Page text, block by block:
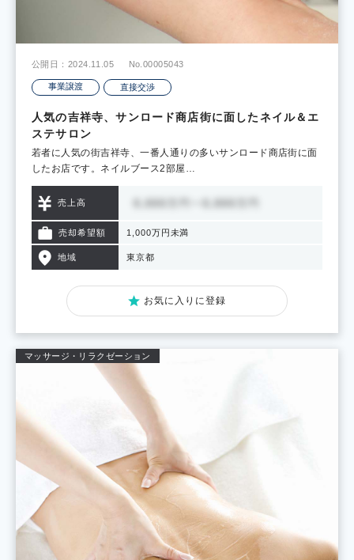
公開日：2024.11.05 No.00005043
事業譲渡 直接交渉
人気の吉祥寺、サンロード商店街に面したネイル＆エ
ステサロン
若者に人気の街吉祥寺、一番人通りの多いサンロード商店街に面
したお店です。ネイルブース2部屋…
売上高
売却希望額 1,000万円未満
地域 東京都
お気に入りに登録
マッサージ・リラクゼーション